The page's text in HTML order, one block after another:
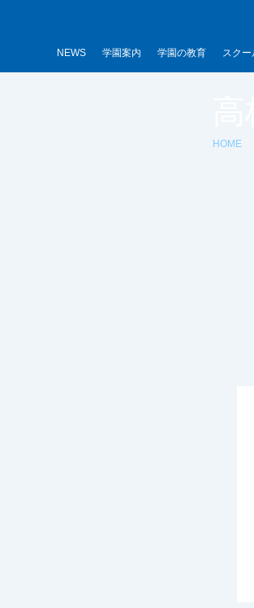
NEWS 学園案内 学園の教育 スクー
HOME